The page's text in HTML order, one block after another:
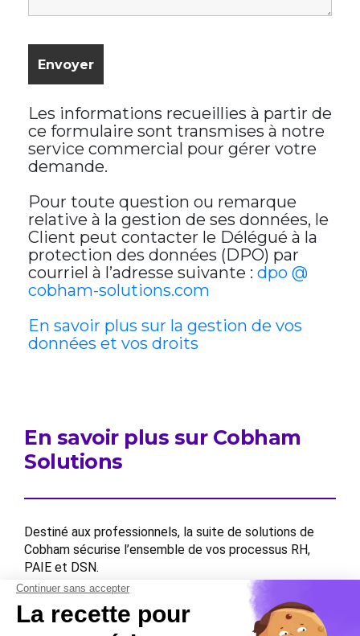
Les informations recueillies à partir de
ce formulaire sont transmises à notre
service commercial pour gérer votre
demande.
Pour toute question ou remarque
relative à la gestion de ses données, le
Client peut contacter le Délégué à la
protection des données (DPO) par
courriel à l’adresse suivante : dpo @
cobham-solutions.com
En savoir plus sur la gestion de vos
données et vos droits
En savoir plus sur Cobham
Solutions
Destiné aux professionnels, la suite de solutions de
Cobham sécurise l’ensemble de vos processus RH,
PAIE et DSN.
Contactez-nous